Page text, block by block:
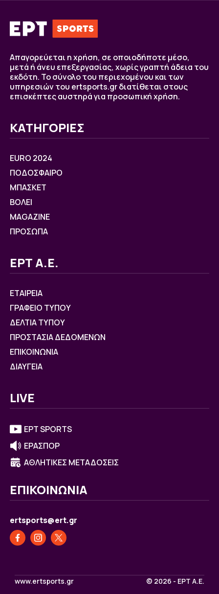
Απαγορεύεται η χρήση, σε οποιοδήποτε μέσο,
μετά ή άνευ επεξεργασίας, χωρίς γραπτή άδεια του
εκδότη. Το σύνολο του περιεχομένου και των
υπηρεσιών του ertsports.gr διατίθεται στους
επισκέπτες αυστηρά για προσωπική χρήση.
ΚΑΤΗΓΟΡΙΕΣ
EURO 2024
ΠΟΔΟΣΦΑΙΡΟ
ΜΠΑΣΚΕΤ
ΒOΛΕΙ
MAGAZINE
ΠΡΟΣΩΠΑ
ΕΡΤ Α.Ε.
ΕΤΑΙΡΕΙΑ
ΓΡΑΦΕΙΟ ΤΥΠΟΥ
ΔΕΛΤΙΑ ΤΥΠΟΥ
ΠΡΟΣΤΑΣΙΑ ΔΕΔΟΜΕΝΩΝ
ΕΠΙΚΟΙΝΩΝΙΑ
ΔΙΑΥΓΕΙΑ
LIVE
ΕΡΤ SPORTS
ΕΡΑΣΠΟΡ
ΑΘΛΗΤΙΚΕΣ ΜΕΤΑΔΟΣΕΙΣ
ΕΠΙΚΟΙΝΩΝΙΑ
ertsports@ert.gr
www.ertsports.gr © 2026 - ΕΡΤ Α.Ε.